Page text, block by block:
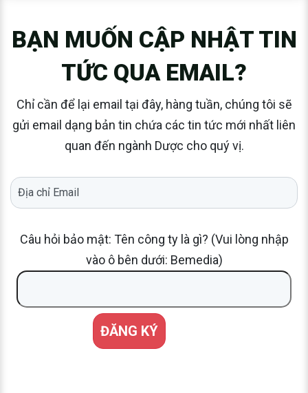
BẠN MUỐN CẬP NHẬT TIN
TỨC QUA EMAIL?
Chỉ cần để lại email tại đây, hàng tuần, chúng tôi sẽ
gửi email dạng bản tin chứa các tin tức mới nhất liên
quan đến ngành Dược cho quý vị.
Câu hỏi bảo mật: Tên công ty là gì? (Vui lòng nhập
vào ô bên dưới: Bemedia)